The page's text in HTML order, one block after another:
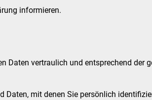
informieren.
Daten vertraulich und entsprechend der
Daten, mit denen Sie persönlich